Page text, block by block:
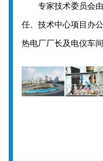
专家技术委员会由
任、技术中心项目办
热电厂厂长及电仪车